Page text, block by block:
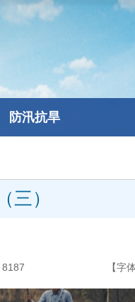
防汛抗旱
三）
8187 【字